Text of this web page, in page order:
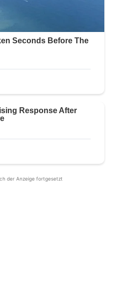
der Anzeige fortgesetzt